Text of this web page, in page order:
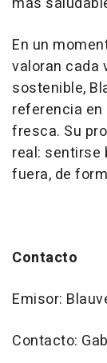
En un
valoran cada
sostenible,
referencia
fresca. Su
real: sentirse
fuera, de
Contacto
Emisor:
Contacto: